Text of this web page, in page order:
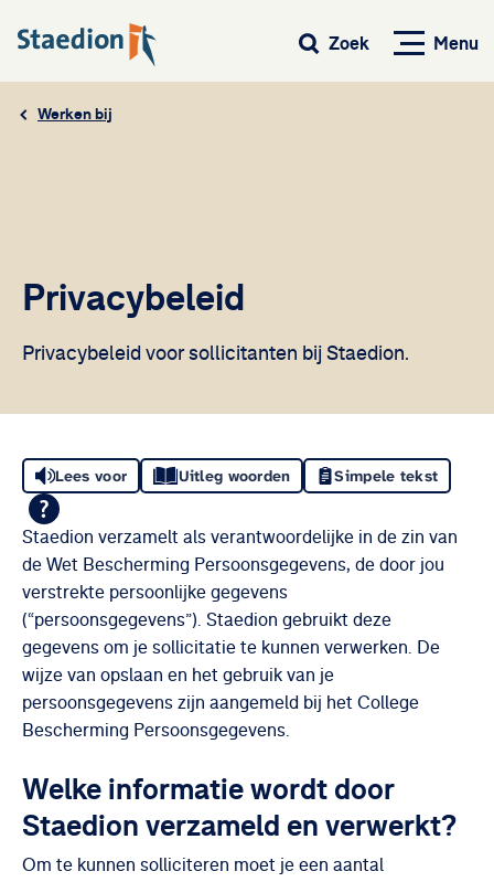
Menu
Zoek
Werken bij
Privacybeleid
Privacybeleid voor sollicitanten bij Staedion.
Lees voor Uitleg woorden Simpele tekst
Staedion verzamelt als verantwoordelijke in de zin van
de Wet Bescherming Persoonsgegevens, de door jou
verstrekte persoonlijke gegevens
(“persoonsgegevens”). Staedion gebruikt deze
gegevens om je sollicitatie te kunnen verwerken. De
wijze van opslaan en het gebruik van je
persoonsgegevens zijn aangemeld bij het College
Bescherming Persoonsgegevens.
Welke informatie wordt door
Staedion verzameld en verwerkt?
Om te kunnen solliciteren moet je een aantal